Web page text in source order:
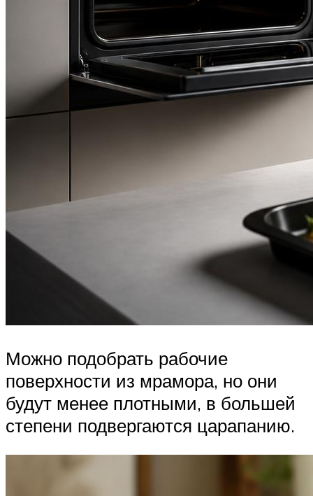
Можно подобрать рабочие
поверхности из мрамора, но они
будут менее плотными, в большей
степени подвергаются царапанию.